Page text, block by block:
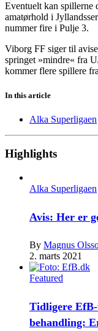
Eventuelt kan spillerne
amatørhold i
nummer fire i Pulje 3.
Viborg FF siger til
springet »mindre« fra
kommer flere spillere
In this article
Alka Superligaen
Highlights
Alka Superligaen
Avis: Her er
By Magnus
2. marts 2021
Featured
Tidligere
behandling: